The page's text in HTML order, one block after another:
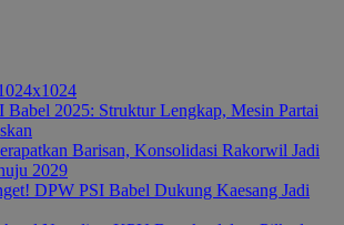
Babel 2025: Struktur Lengkap, Mesin Partai
Barisan, Konsolidasi Rakorwil Jadi
2029
DPW PSI Babel Dukung Kaesang Jadi